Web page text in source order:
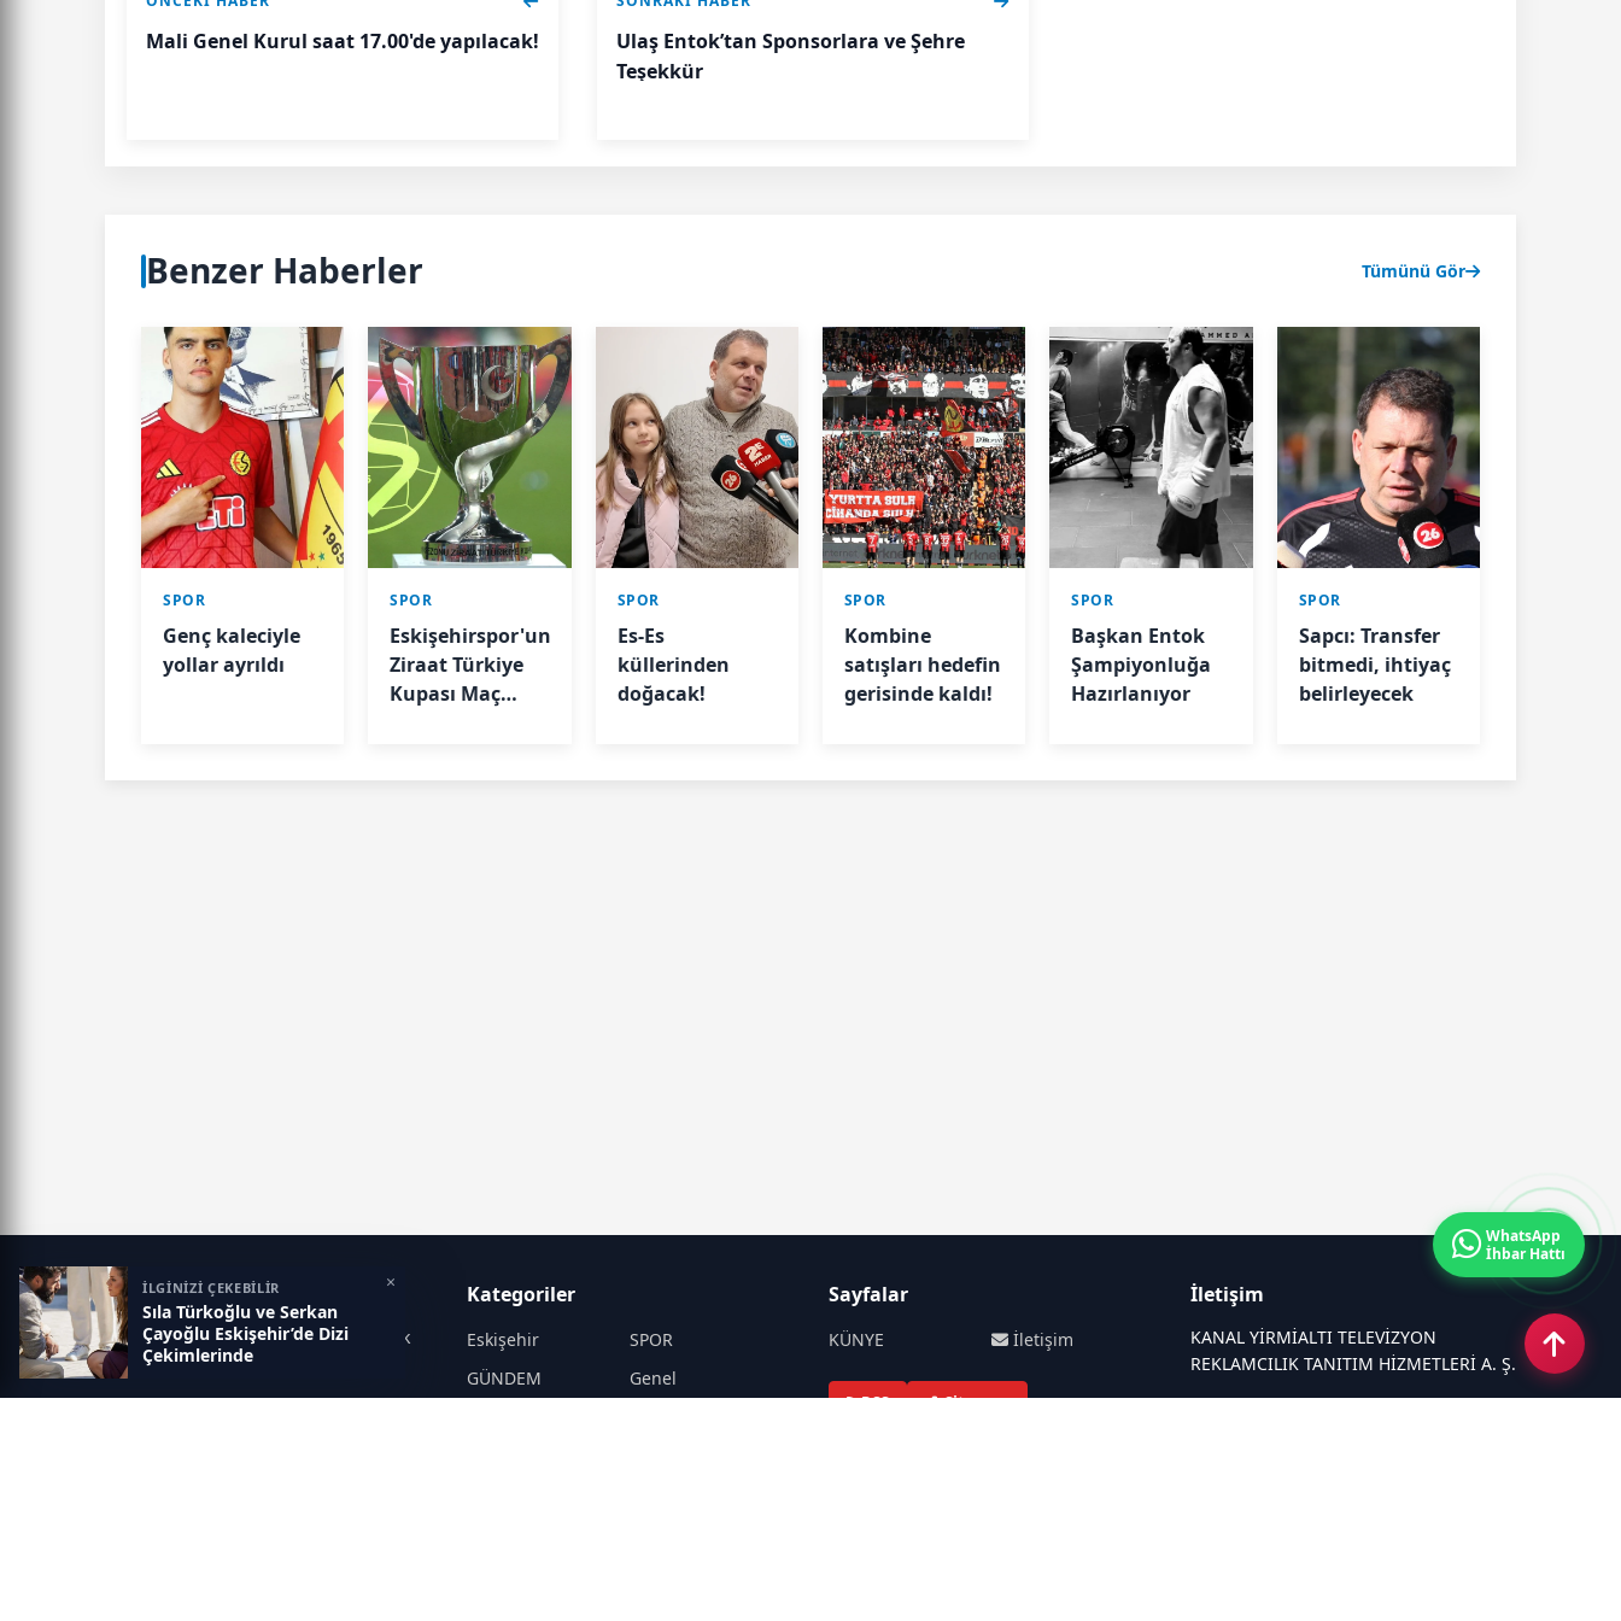
Mali Genel Kurul saat 17.00'de yapılacak!
Ulaş Entok’tan Sponsorlara ve Şehre
Teşekkür
Benzer Haberler Tümünü Gör
SPOR
Genç kaleciyle
yollar ayrıldı
SPOR
Eskişehirspor'un
Ziraat Türkiye
Kupası Maç
SPOR
Es-Es
küllerinden
doğacak!
SPOR
Kombine
satışları hedefin
gerisinde kaldı!
SPOR
Başkan Entok
Şampiyonluğa
Hazırlanıyor
SPOR
Sapcı: Transfer
bitmedi, ihtiyaç
belirleyecek
İLGİNİZİ ÇEKEBİLİR
Sıla Türkoğlu ve Serkan
Çayoğlu Eskişehir’de Dizi
Çekimlerinde
×
Haber 26
Doğru, güvenilir ve tarafsız habercilik
Kategoriler
Eskişehir
SPOR
GÜNDEM
Genel
Sayfalar
KÜNYE İletişim
RSS Sitemap
İletişim
KANAL YİRMİALTI TELEVİZYON
REKLAMCILIK TANITIM HİZMETLERİ A. Ş.
WhatsApp
İhbar Hattı